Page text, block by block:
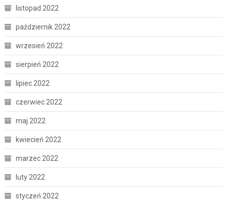
listopad 2022
październik 2022
wrzesień 2022
sierpień 2022
lipiec 2022
czerwiec 2022
maj 2022
kwiecień 2022
marzec 2022
luty 2022
styczeń 2022